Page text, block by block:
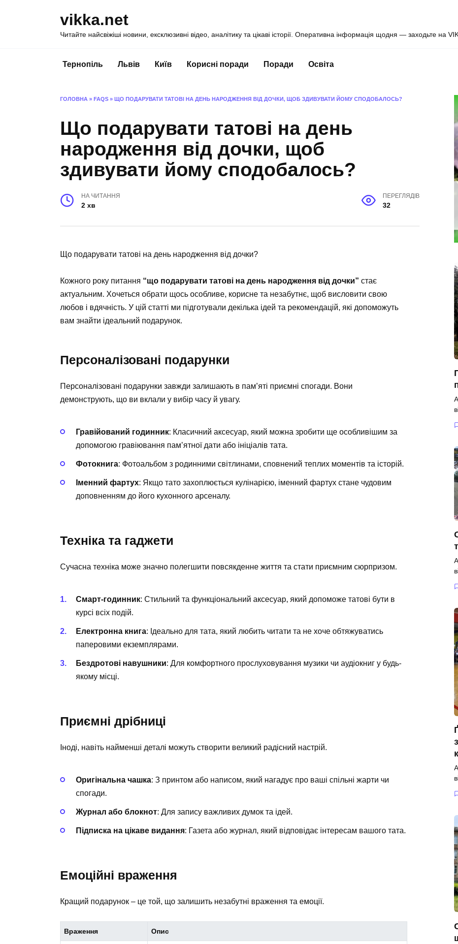
vikka.net
Читайте найсвіжіші новини, ексклюзивні відео, аналітику та цікаві історії. Оперативна інформація щодня — заходьте на
Тернопіль Львів Київ Корисні поради Поради Освіта
ГОЛОВНА » FAQS » ЩО ПОДАРУВАТИ ТАТОВІ НА ДЕНЬ НАРОДЖЕННЯ ВІД ДОЧКИ, ЩОБ ЗДИВУВАТИ ЙОМУ СПОДОБАЛОСЬ?
Що подарувати татові на день
народження від дочки, щоб
здивувати йому сподобалось?
НА ЧИТАННЯ
2 хв
ПЕРЕГЛЯДІВ
32
Що подарувати татові на день народження від дочки?
Кожного року питання “що подарувати татові на день народження від дочки” стає
актуальним. Хочеться обрати щось особливе, корисне та незабутнє, щоб висловити свою
любов і вдячність. У цій статті ми підготували декілька ідей та рекомендацій, які допоможуть
вам знайти ідеальний подарунок.
Персоналізовані подарунки
Персоналізовані подарунки завжди залишають в пам’яті приємні спогади. Вони
демонструють, що ви вклали у вибір часу й увагу.
Гравійований годинник: Класичний аксесуар, який можна зробити ще особливішим за
допомогою гравіювання пам’ятної дати або ініціалів тата.
Фотокнига: Фотоальбом з родинними світлинами, сповнений теплих моментів та історій.
Іменний фартух: Якщо тато захоплюється кулінарією, іменний фартух стане чудовим
доповненням до його кухонного арсеналу.
Техніка та гаджети
Сучасна техніка може значно полегшити повсякденне життя та стати приємним сюрпризом.
Смарт-годинник: Стильний та функціональний аксесуар, який допоможе татові бути в
курсі всіх подій.
Електронна книга: Ідеально для тата, який любить читати та не хоче обтяжуватись
паперовими екземплярами.
Бездротові навушники: Для комфортного прослуховування музики чи аудіокниг у будь-
якому місці.
Приємні дрібниці
Іноді, навіть найменші деталі можуть створити великий радісний настрій.
Оригінальна чашка: З принтом або написом, який нагадує про ваші спільні жарти чи
спогади.
Журнал або блокнот: Для запису важливих думок та ідей.
Підписка на цікаве видання: Газета або журнал, який відповідає інтересам вашого тата.
Емоційні враження
Кращий подарунок – це той, що залишить незабутні враження та емоції.
Враження Опис